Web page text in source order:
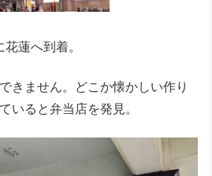
蓮へ到着。
きません。どこか懐かしい作り
いると弁当店を発見。